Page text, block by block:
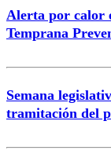
Alerta por calor
Temprana
Semana
tramitación del